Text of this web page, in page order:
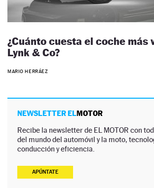
¿Cuánto cuesta el coche más
Lynk & Co?
MARIO HERRÁEZ
NEWSLETTER ELMOTOR
Recibe la newsletter de EL MOTOR con
del mundo del automóvil y la moto,
conducción y eficiencia.
APÚNTATE